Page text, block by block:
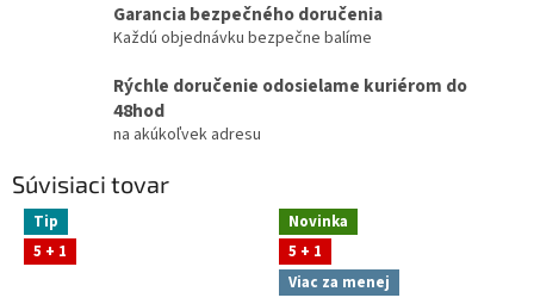
Garancia bezpečného doručenia
Každú objednávku bezpečne balíme
Rýchle doručenie odosielame kuriérom do
48hod
na akúkoľvek adresu
Súvisiaci tovar
Tip
5 + 1
Novinka
5 + 1
Viac za menej